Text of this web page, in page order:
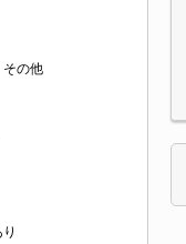
その他